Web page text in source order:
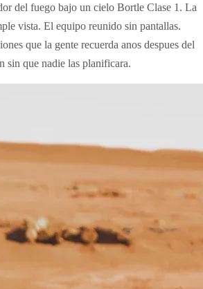
del fuego bajo un cielo Bortle Clase 1. La
vista. El equipo reunido sin pantallas.
que la gente recuerda anos despues del
sin que nadie las planificara.